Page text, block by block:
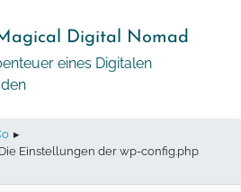
Digital Nomad
eines Digitalen
▸
Einstellungen der wp-config.php